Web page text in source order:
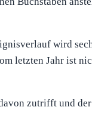
wird
letzten Jahr ist
zutrifft und der